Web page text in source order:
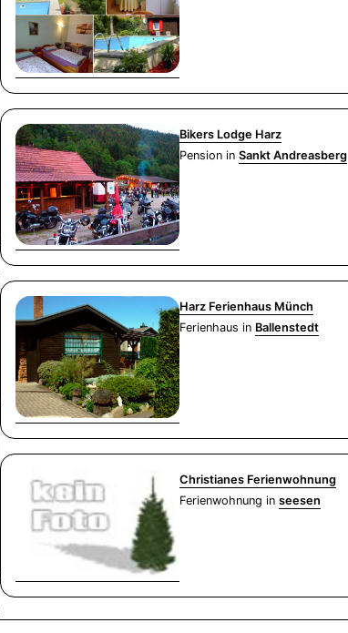
Bikers Lodge Harz
Pension inSankt Andreasberg
Harz Ferienhaus Münch
Ferienhaus in Ballenstedt
Christianes Ferienwohnung
Ferienwohnung inseesen